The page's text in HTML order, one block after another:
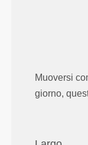
Muoversi
giorno,